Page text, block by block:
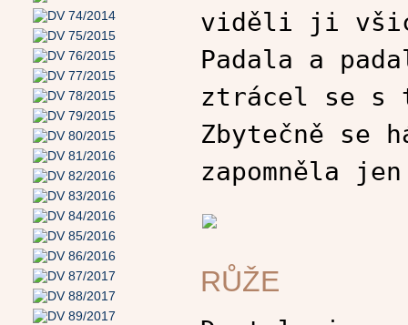
viděli ji
Padala a
ztrácel se
Zbytečně se
zapomněla
RŮŽE